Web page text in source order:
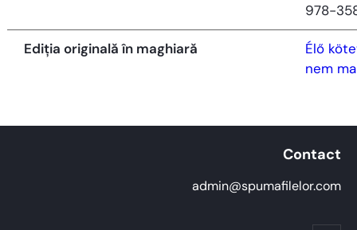
978-
Ediția originală în maghiară
Élő
nem
Contact
admin@spumafilelor.com